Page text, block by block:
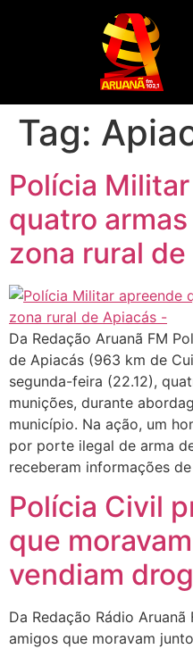
Tag:
Polícia
quatro
zona rural
Da Redação Aruanã FM
de Apiacás (963 km de
segunda-feira (22.12),
munições, durante
município. Na ação, um
por porte ilegal de arma
receberam informações
Polícia Civil
que
vendiam
Da Redação Rádio
amigos que moravam